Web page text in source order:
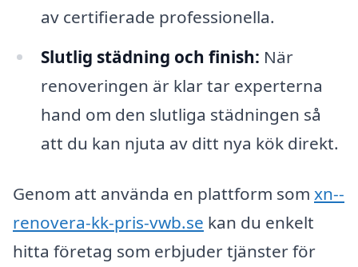
av certifierade professionella.
Slutlig städning och finish: När
renoveringen är klar tar experterna
hand om den slutliga städningen så
att du kan njuta av ditt nya kök direkt.
Genom att använda en plattform som xn--
renovera-kk-pris-vwb.se kan du enkelt
hitta företag som erbjuder tjänster för